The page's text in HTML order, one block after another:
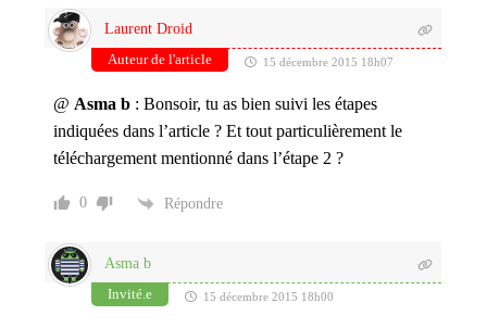
*
Laurent Droid
Auteur de l'article
15 décembre 2015 18h07
@ Asma b: Bonsoir, tu as bien suivi les étapes
indiquées dans l’article ? Et tout particulièrement le
téléchargement mentionné dans l’étape 2 ?
0 Répondre
Asma b
Invité.e
15 décembre 2015 18h00